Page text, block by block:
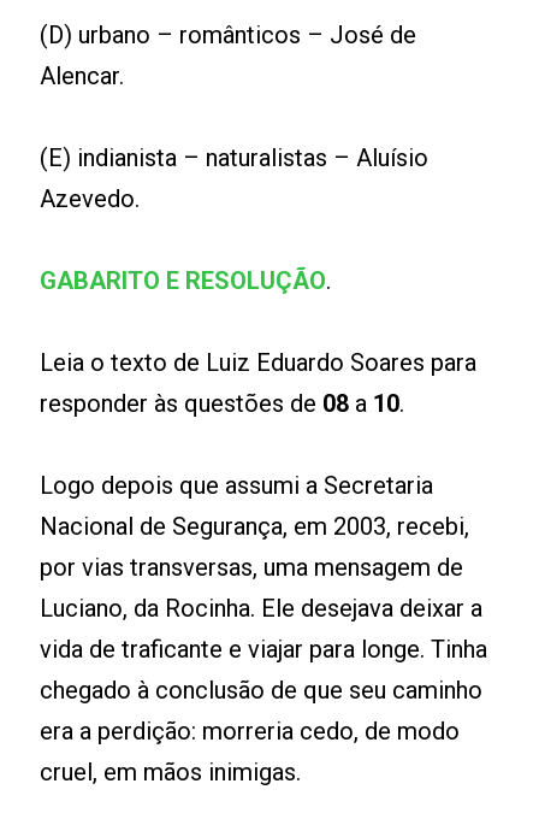
(D) urbano – românticos – José de
Alencar.
(E) indianista – naturalistas – Aluísio
Azevedo.
GABARITO E RESOLUÇÃO.
Leia o texto de Luiz Eduardo Soares para
responder às questões de 08 a 10.
Logo depois que assumi a Secretaria
Nacional de Segurança, em 2003, recebi,
por vias transversas, uma mensagem de
Luciano, da Rocinha. Ele desejava deixar a
vida de traficante e viajar para longe. Tinha
chegado à conclusão de que seu caminho
era a perdição: morreria cedo, de modo
cruel, em mãos inimigas.